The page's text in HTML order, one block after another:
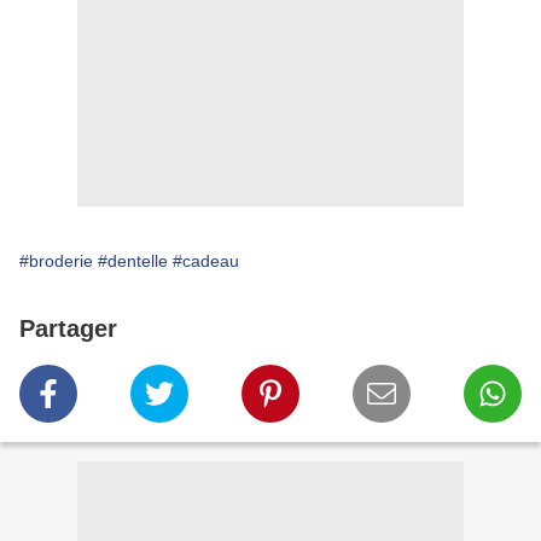
#broderie #dentelle #cadeau
Partager